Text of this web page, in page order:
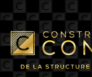
to
content